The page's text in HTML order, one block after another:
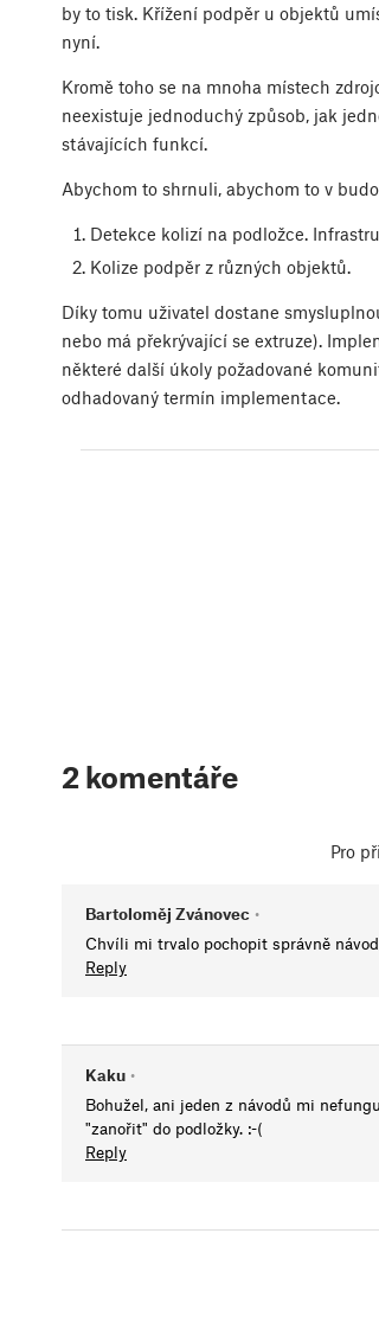
by to tisk. Křížení podpěr u objektů
nyní.
Kromě toho se na mnoha místech
neexistuje jednoduchý způsob, jak
stávajících funkcí.
Abychom to shrnuli, abychom to v
Detekce kolizí na podložce.
Kolize podpěr z různých objektů.
Díky tomu uživatel dostane
nebo má překrývající se extruze).
některé další úkoly požadované
odhadovaný termín implementace.
2 komentáře
Pro
Bartoloměj Zvánovec •
Chvíli mi trvalo pochopit správně
Reply
Kaku •
Bohužel, ani jeden z návodů mi
"zanořit" do podložky. :-(
Reply